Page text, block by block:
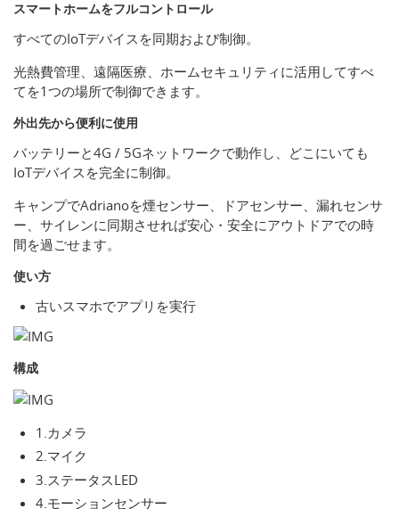
スマートホームをフルコントロール
すべてのIoTデバイスを同期および制御。
光熱費管理、遠隔医療、ホームセキュリティに活用してすべ
てを1つの場所で制御できます。
外出先から便利に使用
バッテリーと4G / 5Gネットワークで動作し、どこにいても
IoTデバイスを完全に制御。
キャンプでAdrianoを煙センサー、ドアセンサー、漏れセンサ
ー、サイレンに同期させれば安心・安全にアウトドアでの時
間を過ごせます。
使い方
古いスマホでアプリを実行
構成
1.カメラ
2.マイク
3.ステータスLED
4.モーションセンサー